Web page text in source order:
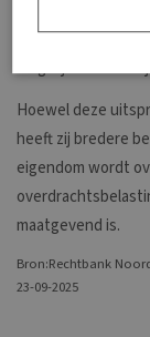
mogelijk aansluit
Hoewel deze
heeft zij bredere
eigendom wordt
maatgevend is.
Bron:Rechtbank
23-09-2025